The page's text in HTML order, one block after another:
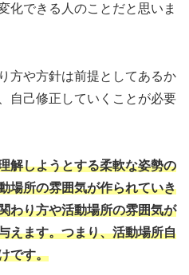
化できる人のことだと思いま
方や方針は前提としてあるか
自己修正していくことが必要
解しようとする柔軟な姿勢の
場所の雰囲気が作られていき
わり方や活動場所の雰囲気が
えます。つまり、活動場所自
です。